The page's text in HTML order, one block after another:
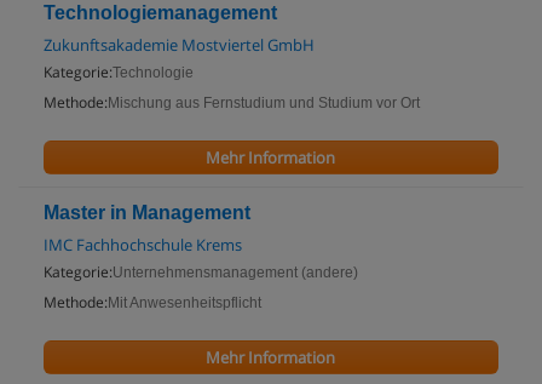
Technologiemanagement
Zukunftsakademie Mostviertel GmbH
Kategorie:Technologie
Methode: Mischung aus Fernstudium und Studium vor Ort
Mehr Information
Master in Management
IMC Fachhochschule Krems
Kategorie:Unternehmensmanagement (andere)
Methode: Mit Anwesenheitspflicht
Mehr Information